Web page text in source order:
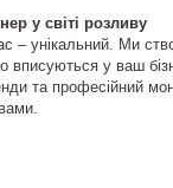
у світі розливу
– унікальний. Ми
вписуються у ваш
та професійний